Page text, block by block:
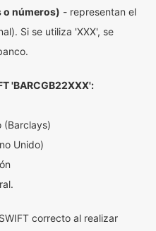
o números) - representan el
Si se utiliza 'XXX', se
'BARCGB22XXX':
(Barclays)
Unido)
correcto al realizar